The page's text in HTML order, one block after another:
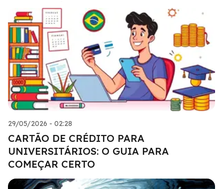
29/05/2026 - 02:28
CARTÃO DE CRÉDITO PARA
UNIVERSITÁRIOS: O GUIA PARA
COMEÇAR CERTO